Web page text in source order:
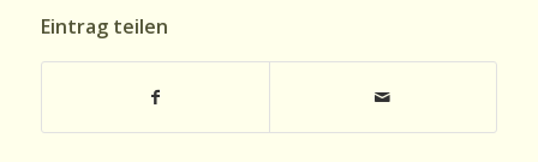
Eintrag teilen